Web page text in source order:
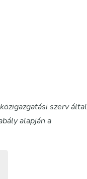
szerv által
alapján a